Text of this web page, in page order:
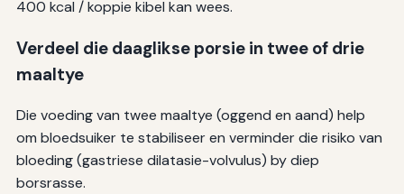
400 kcal / koppie kibel kan wees.
Verdeel die daaglikse porsie in twee of drie
maaltye
Die voeding van twee maaltye (oggend en aand) help
om bloedsuiker te stabiliseer en verminder die risiko van
bloeding (gastriese dilatasie-volvulus) by diep
borsrasse.